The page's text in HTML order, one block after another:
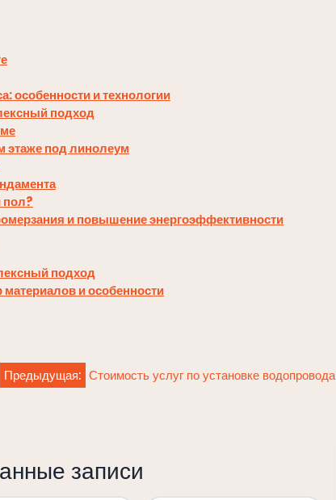
особенности и технологии
подход
этаже под линолеум
пол?
и повышение энергоэффективности
подход
и особенности
Предыдущая: Стоимость услуг по установке водопровода
записи